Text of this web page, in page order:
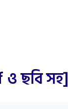
ও ছবি সহ]